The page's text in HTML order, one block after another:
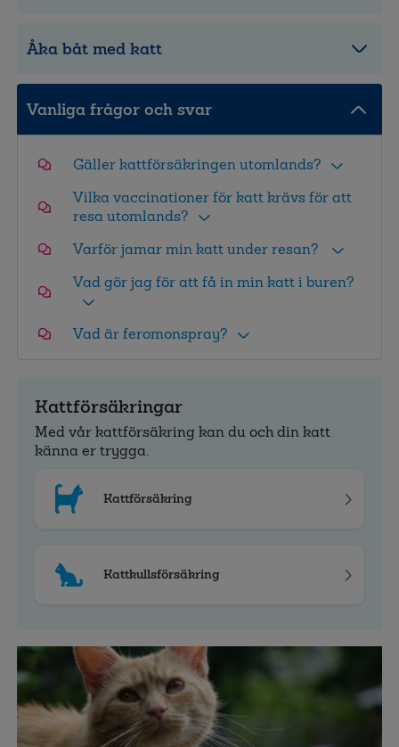
Åka båt med katt
Vanliga frågor och svar
Gäller kattförsäkringen utomlands?
Vilka vaccinationer för katt krävs för att
resa utomlands?
Varför jamar min katt under resan?
Vad gör jag för att få in min katt i buren?
Vad är feromonspray?
Kattförsäkringar
Med vår kattförsäkring kan du och din katt
känna er trygga.
Kattförsäkring
Kattkullsförsäkring